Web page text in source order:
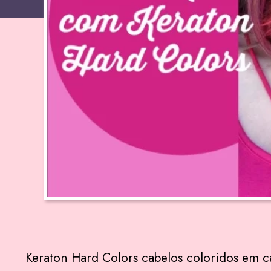
Keraton Hard Colors cabelos coloridos em